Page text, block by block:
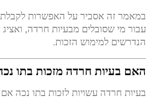
במאמר זה אסביר על האפשרות לקבלת
עבור מי שסובלים מבעיות חרדה,
הנדרשים למימוש הזכות.
האם בעיות חרדה מזכות בתו
בעיות חרדה עשויות לזכות בתו נכה אם